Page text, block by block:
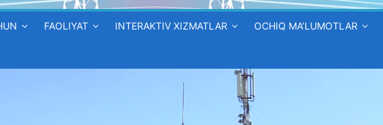
FAOLIYAT INTERAKTIV XIZMATLAR OCHIQ MA’LUMOTLAR